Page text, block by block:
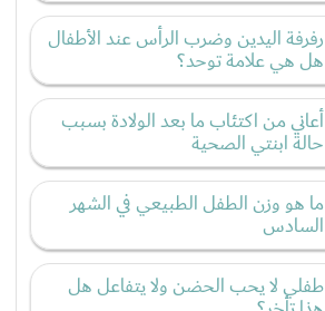
رفرفة اليدين وضرب الرأس عند الأطفال
هل هي علامة توحد؟
أعاني من اكتئاب ما بعد الولادة بسبب
حالة ابنتي الصحية
ما هو وزن الطفل الطبيعي في الشهر
السادس
طفلي لا يحب الحضن ولا يتفاعل هل